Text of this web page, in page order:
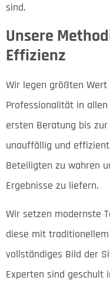
sind.
Unsere
Effizienz
Wir legen größten
Professionalität in
ersten Beratung bis
unauffällig und
Beteiligten zu wahren
Ergebnisse zu liefern.
Wir setzen modernste
diese mit traditionellem
vollständiges Bild der
Experten sind geschult